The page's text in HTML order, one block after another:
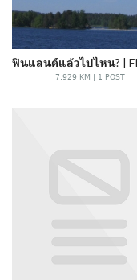
7,929 KM | 1 POST